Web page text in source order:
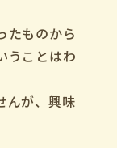
たものから
うことはわ
んが、興味